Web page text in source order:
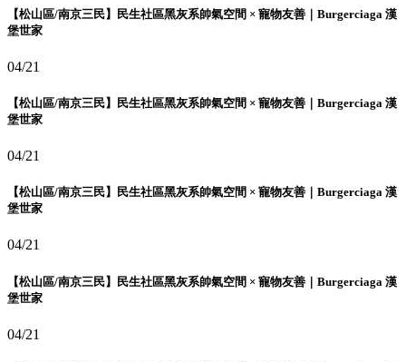
【松山區/南京三民】民生社區黑灰系帥氣空間 × 寵物友善｜Burgerciaga 漢
堡世家
04/21
【松山區/南京三民】民生社區黑灰系帥氣空間 × 寵物友善｜Burgerciaga 漢
堡世家
04/21
【松山區/南京三民】民生社區黑灰系帥氣空間 × 寵物友善｜Burgerciaga 漢
堡世家
04/21
【松山區/南京三民】民生社區黑灰系帥氣空間 × 寵物友善｜Burgerciaga 漢
堡世家
04/21